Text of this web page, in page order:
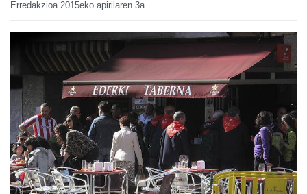
Erredakzioa 2015eko apirilaren 3a